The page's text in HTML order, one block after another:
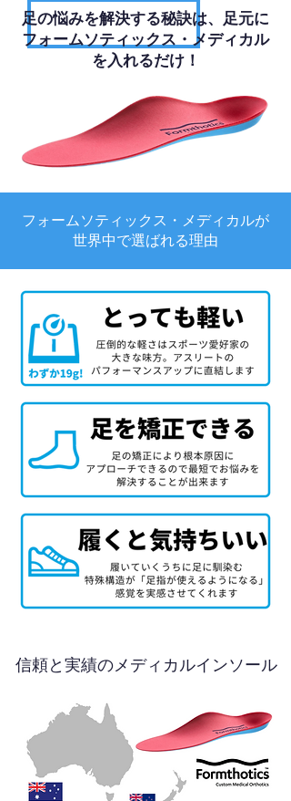
足の悩みを解決する秘訣は、足元に
フォームソティックス・メディカル
を入れるだけ！
フォームソティックス・メディカルが
世界中で選ばれる理由
信頼と実績のメディカルインソール